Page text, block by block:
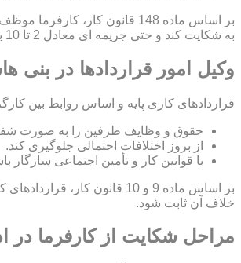
بر اساس ماده 148 قانون
به شکایت کند و حتی جریمه ای معادل 2 تا 10 برابر حق بیمه پرداخت نشده برای کارفرما اعمال شود.
وکیل امور قراردادها در
قراردادهای کاری پایه و اساس روابط بین
حقوق و وظایف طرفین را به صورت
از بروز اختلافات احتمالی جلوگیری کند.
با قوانین کار و تأمین اجتماعی سازگار
بر اساس ماده 9 و 10
خلاف آن ثابت شود.
مراحل شکایت از کارفرما در